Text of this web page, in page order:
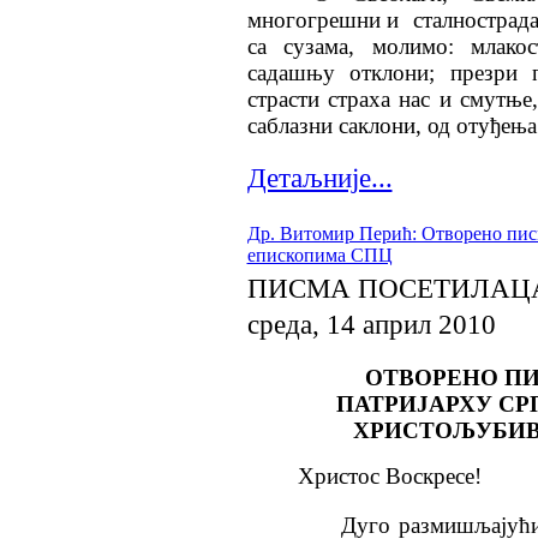
многогрешни и
са сузама, молимо:
садашњу отклони; презри
страсти страха нас и
саб­лаз­­ни саклони, од отуђења
Детаљније...
Др. Витомир Перић: Отворено
епископима СПЦ
ПИСМА
среда, 14 април 2010
ОТВОРЕНО
ПАТРИЈАРХУ
Христос Воскресе!
Дуго размишљаj